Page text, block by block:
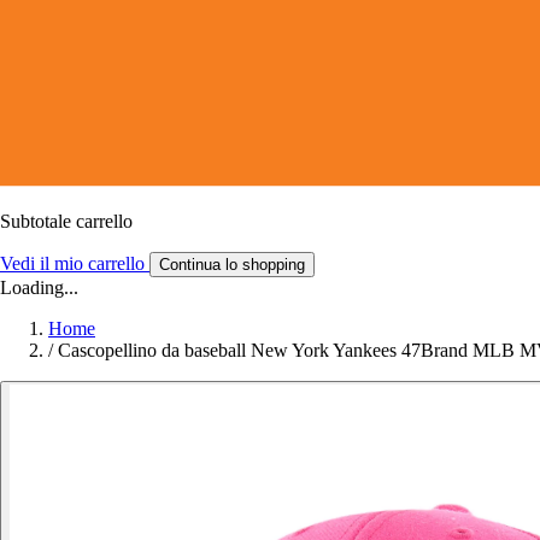
Subtotale carrello
Vedi il mio carrello Continua lo shopping
Loading...
Home
/ Cascopellino da baseball New York Yankees 47Brand MLB